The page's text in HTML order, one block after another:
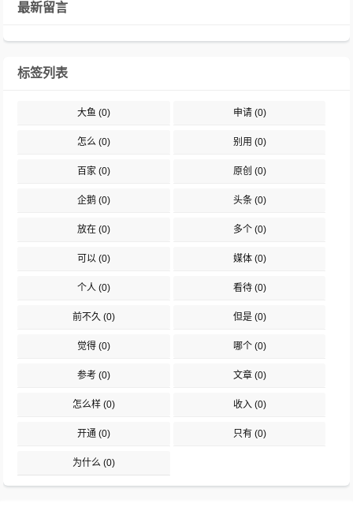
最新留言
标签列表
大鱼 (0) 申请(0)
怎么 (0) 别用 (0)
百家 (0) 原创 (0)
企鹅 (0) 头条(0)
放在 (0) 多个(0)
可以 (0) 媒体(0)
个人 (0) 看待(0)
前不久 (0) 但是(0)
觉得 (0) 哪个(0)
参考 (0) 文章(0)
怎么样 (0) 收入(0)
开通 (0) 只有(0)
为什么 (0)